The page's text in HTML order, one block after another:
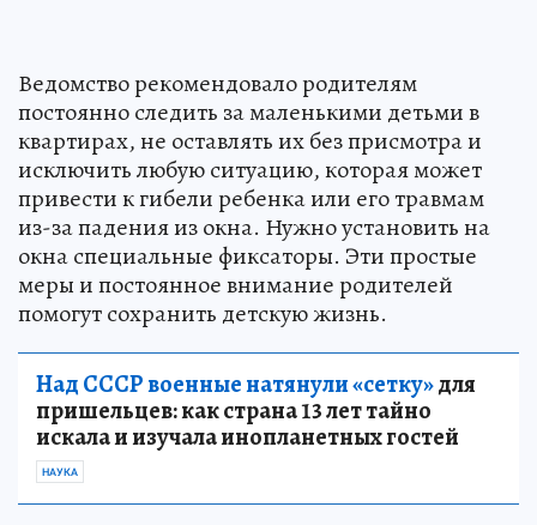
Ведомство рекомендовало родителям
постоянно следить за маленькими детьми в
квартирах, не оставлять их без присмотра и
исключить любую ситуацию, которая может
привести к гибели ребенка или его травмам
из-за падения из окна. Нужно установить на
окна специальные фиксаторы. Эти простые
меры и постоянное внимание родителей
помогут сохранить детскую жизнь.
Над СССР военные натянули «сетку»для
пришельцев: как страна 13 лет тайно
искала и изучала инопланетных гостей
НАУКА